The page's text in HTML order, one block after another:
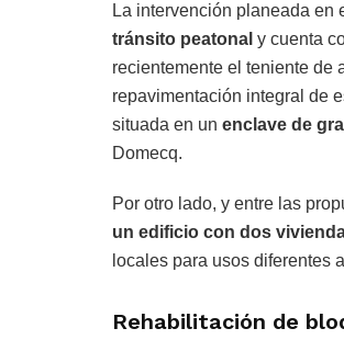
La intervención planeada en
tránsito peatonal y cuenta
recientemente el teniente de
repavimentación integral de
situada en un enclave de
Domecq.
Por otro lado, y entre las
un edificio con dos
locales para usos diferentes
Rehabilitación de